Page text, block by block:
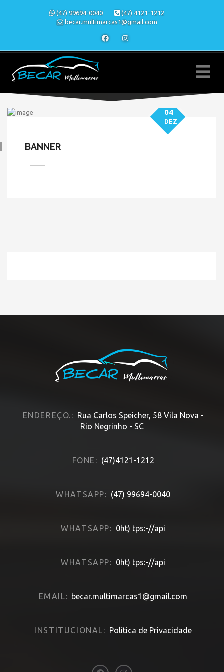
(47) 99694-0040
(47) 4121-1212
becar.multimarcas1@gmail.com
BANNER
04
DEZ
ENDEREÇO.: Rua Carlos Speicher, 58 Vila Nova -
Rio Negrinho - SC
FONE: (47)4121-1212
WHATSAPP: (47) 99694-0040
WHATSAPP: 0ht) tps:-//api
WHATSAPP: 0ht) tps:-//api
EMAIL: becar.multimarcas1@gmail.com
INSTITUCIONAL: Política de Privacidade